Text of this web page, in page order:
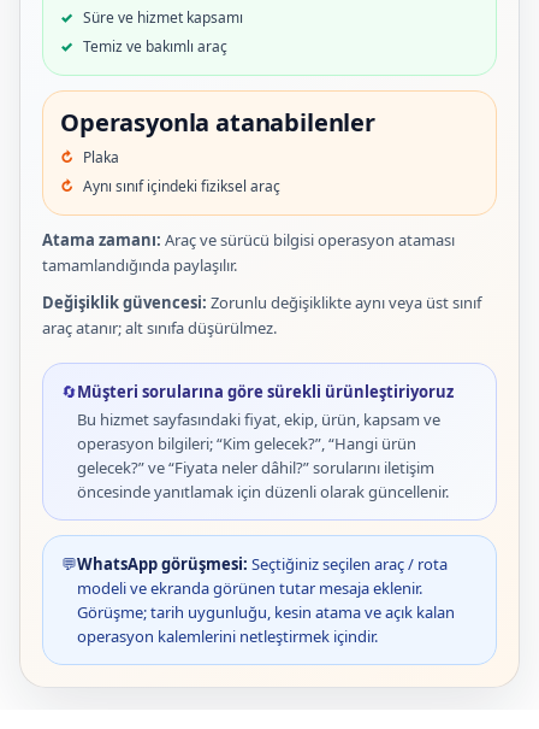
Süre ve hizmet kapsamı
Temiz ve bakımlı araç
Operasyonla atanabilenler
Plaka
Aynı sınıf içindeki fiziksel araç
Atama zamanı: Araç ve sürücü bilgisi operasyon ataması
tamamlandığında paylaşılır.
Değişiklik güvencesi: Zorunlu değişiklikte aynı veya üst sınıf
araç atanır; alt sınıfa düşürülmez.
🔄Müşteri sorularına göre sürekli ürünleştiriyoruz
Bu hizmet sayfasındaki fiyat, ekip, ürün, kapsam ve
operasyon bilgileri; “Kim gelecek?”, “Hangi ürün
gelecek?” ve “Fiyata neler dâhil?” sorularını iletişim
öncesinde yanıtlamak için düzenli olarak güncellenir.
💬WhatsApp görüşmesi: Seçtiğiniz seçilen araç / rota
modeli ve ekranda görünen tutar mesaja eklenir.
Görüşme; tarih uygunluğu, kesin atama ve açık kalan
operasyon kalemlerini netleştirmek içindir.